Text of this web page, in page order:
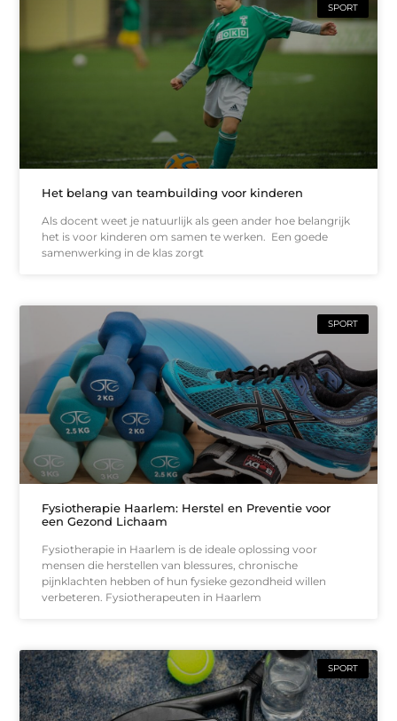
SPORT
Het belang van teambuilding voor kinderen
Als docent weet je natuurlijk als geen ander hoe belangrijk
het is voor kinderen om samen te werken. Een goede
samenwerking in de klas zorgt
SPORT
Fysiotherapie Haarlem: Herstel en Preventie voor
een Gezond Lichaam
Fysiotherapie in Haarlem is de ideale oplossing voor
mensen die herstellen van blessures, chronische
pijnklachten hebben of hun fysieke gezondheid willen
verbeteren. Fysiotherapeuten in Haarlem
SPORT